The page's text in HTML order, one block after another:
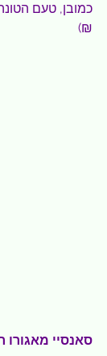
₪)
סאנסיי מאגורו